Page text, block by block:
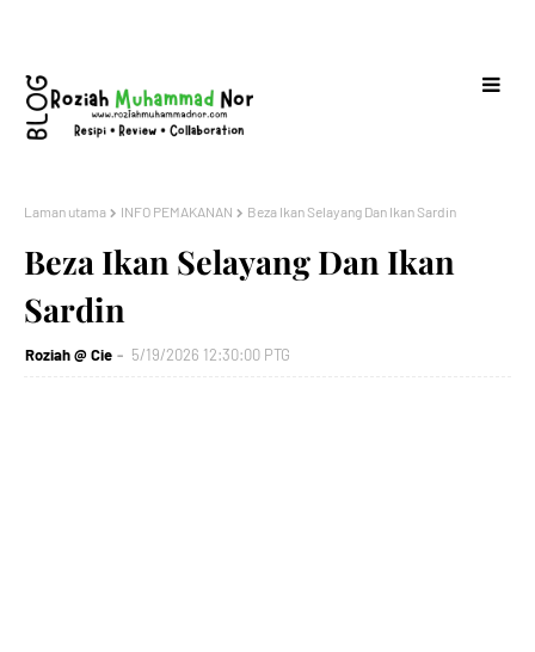
Laman utama INFO PEMAKANAN Beza Ikan Selayang Dan Ikan Sardin
Beza Ikan Selayang Dan Ikan
Sardin
Roziah @ Cie 5/19/2026 12:30:00 PTG